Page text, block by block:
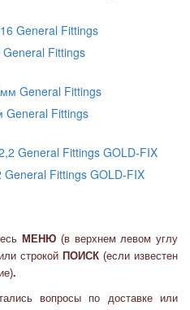
Fittings
General Fittings
Fittings GOLD-FIX
МЕНЮ (в верхнем левом углу
строкой ПОИСК (если известен
.
вопросы по доставке или